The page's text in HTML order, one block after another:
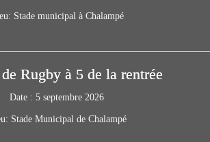
Stade municipal à Chalampé
Rugby à 5 de la rentrée
Date : 5 septembre 2026
Stade Municipal de Chalampé